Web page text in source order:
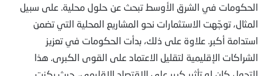
الحكومات في الشرق الأوسط تبحث عن حلول محلية. على سبيل
المثال، توجّهت الاستثمارات نحو المشاريع المحلية التي تضمن
استدامة أكبر. علاوة على ذلك، بدأت الحكومات في تعزيز
الشراكات الإقليمية لتقليل الاعتماد على القوى الكبرى. هذا